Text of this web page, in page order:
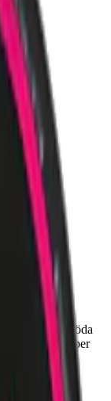
smak av röda
på 7 mg per